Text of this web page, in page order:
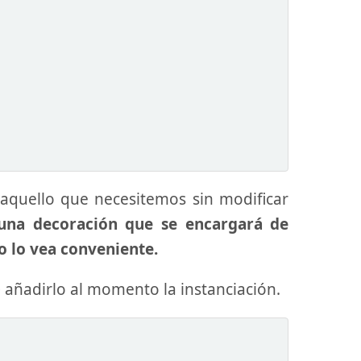
que necesitemos sin modificar
decoración que se encargará de
lo vea conveniente.
al momento la instanciación.